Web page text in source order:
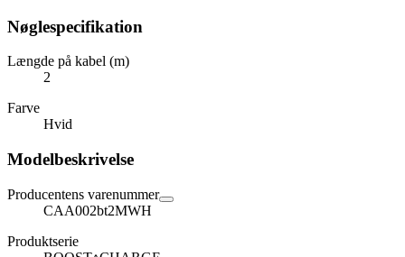
Nøglespecifikation
Længde på kabel (m)
2
Farve
Hvid
Modelbeskrivelse
Producentens varenummer
CAA002bt2MWH
Produktserie